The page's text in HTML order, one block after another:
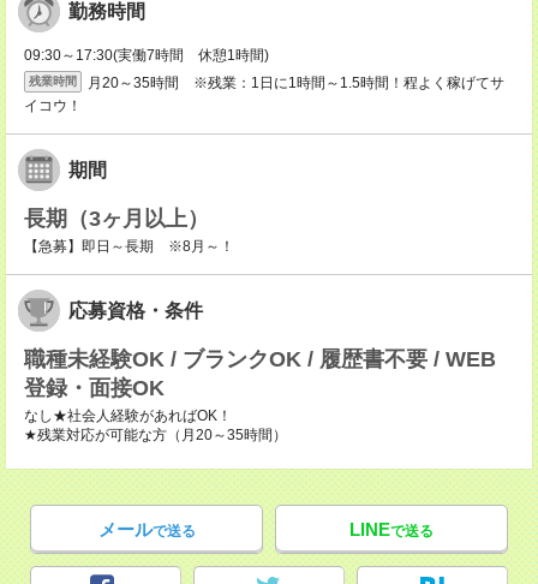
勤務時間
09:30～17:30(実働7時間 休憩1時間)
残業時間
月20～35時間 ※残業：1日に1時間～1.5時間！程よく稼げてサ
イコウ！
期間
長期（3ヶ月以上）
【急募】即日～長期 ※8月～！
応募資格・条件
職種未経験OK / ブランクOK / 履歴書不要 / WEB
登録・面接OK
なし★社会人経験があればOK！
★残業対応が可能な方（月20～35時間）
メールで送る LINEで送る